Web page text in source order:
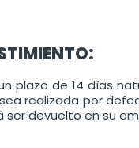
plazo de 14 días
realizada por
devuelto en su